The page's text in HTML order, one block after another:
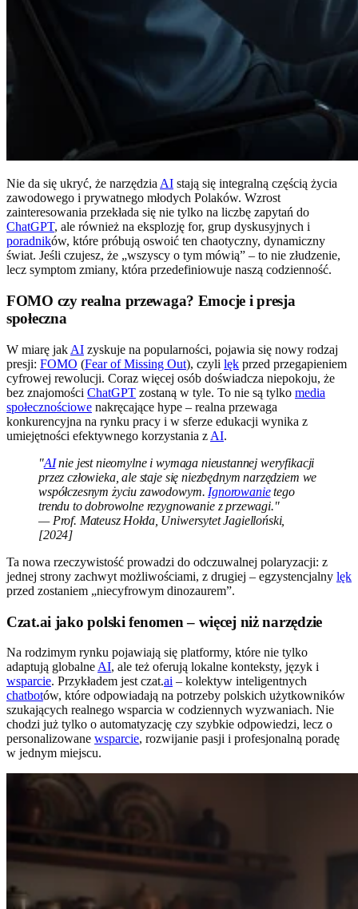
Nie da się ukryć, że narzędzia AI stają się integralną częścią życia
zawodowego i prywatnego młodych Polaków. Wzrost
zainteresowania przekłada się nie tylko na liczbę zapytań do
ChatGPT, ale również na eksplozję for, grup dyskusyjnych i
poradników, które próbują oswoić ten chaotyczny, dynamiczny
świat. Jeśli czujesz, że „wszyscy o tym mówią” – to nie złudzenie,
lecz symptom zmiany, która przedefiniowuje naszą codzienność.
FOMO czy realna przewaga? Emocje i presja
społeczna
W miarę jak AI zyskuje na popularności, pojawia się nowy rodzaj
presji: FOMO (Fear of Missing Out), czyli lęk przed przegapieniem
cyfrowej rewolucji. Coraz więcej osób doświadcza niepokoju, że
bez znajomości ChatGPT zostaną w tyle. To nie są tylko media
społecznościowe nakręcające hype – realna przewaga
konkurencyjna na rynku pracy i w sferze edukacji wynika z
umiejętności efektywnego korzystania z AI.
"AInie jest nieomylne i wymaga nieustannej weryfikacji
przez człowieka, ale staje się niezbędnym narzędziem we
współczesnym życiu zawodowym. Ignorowanietego
trendu to dobrowolne rezygnowanie z przewagi."
— Prof. Mateusz Hołda, Uniwersytet Jagielloński,
[2024]
Ta nowa rzeczywistość prowadzi do odczuwalnej polaryzacji: z
jednej strony zachwyt możliwościami, z drugiej – egzystencjalny lęk
przed zostaniem „niecyfrowym dinozaurem”.
Czat.ai jako polski fenomen – więcej niż narzędzie
Na rodzimym rynku pojawiają się platformy, które nie tylko
adaptują globalne AI, ale też oferują lokalne konteksty, język i
wsparcie. Przykładem jest czat.ai – kolektyw inteligentnych
chatbotów, które odpowiadają na potrzeby polskich użytkowników
szukających realnego wsparcia w codziennych wyzwaniach. Nie
chodzi już tylko o automatyzację czy szybkie odpowiedzi, lecz o
personalizowane wsparcie, rozwijanie pasji i profesjonalną poradę
w jednym miejscu.